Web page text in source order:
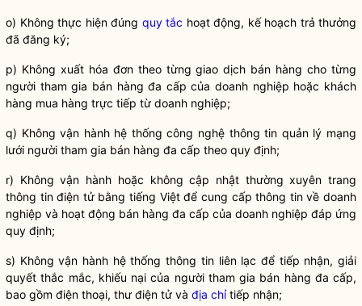
o) Không thực hiện đúng quy tắc hoạt động, kế hoạch trả thưởng
đã đăng ký;
p) Không xuất hóa đơn theo từng giao dịch bán hàng cho từng
người tham gia bán hàng đa cấp của doanh nghiệp hoặc khách
hàng mua hàng trực tiếp từ doanh nghiệp;
q) Không vận hành hệ thống công nghệ thông tin quản lý mạng
lưới người tham gia bán hàng đa cấp theo quy định;
r) Không vận hành hoặc không cập nhật thường xuyên trang
thông tin điện tử bằng tiếng Việt để cung cấp thông tin về doanh
nghiệp và hoạt động bán hàng đa cấp của doanh nghiệp đáp ứng
quy định;
s) Không vận hành hệ thống thông tin liên lạc để tiếp nhận, giải
quyết thắc mắc, khiếu nại của người tham gia bán hàng đa cấp,
bao gồm điện thoại, thư điện tử và địa chỉtiếp nhận;